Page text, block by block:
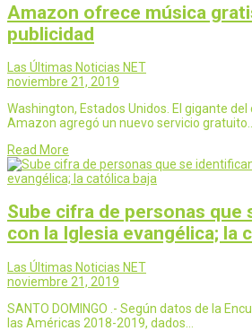
Amazon ofrece música
publicidad
Las Últimas Noticias NET
noviembre 21, 2019
Washington, Estados Unidos. El gigante
Amazon agregó un nuevo servicio gratuito…
Read More
Sube cifra de personas que
con la Iglesia evangélica; la
Las Últimas Noticias NET
noviembre 21, 2019
SANTO DOMINGO .- Según datos de la
las Américas 2018-2019, dados…